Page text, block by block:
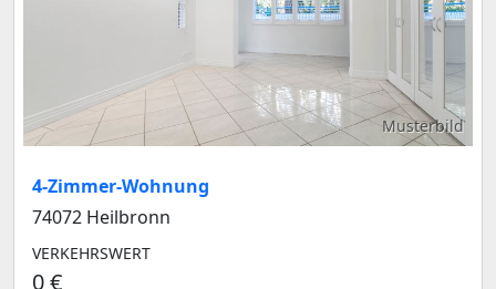
Musterbild
4-Zimmer-Wohnung
74072 Heilbronn
VERKEHRSWERT
0 €